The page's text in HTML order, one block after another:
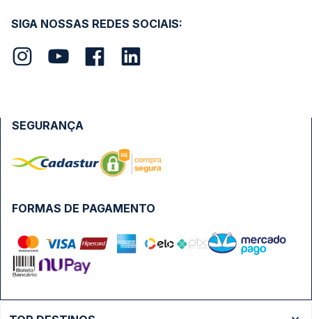
SIGA NOSSAS REDES SOCIAIS:
FORMAS DE PAGAMENTO
SEGURANÇA